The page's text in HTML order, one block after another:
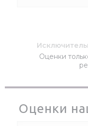
Оценки
Оценки